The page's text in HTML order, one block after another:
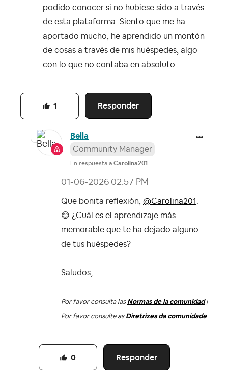
podido conocer si no hubiese sido a través
de esta plataforma. Siento que me ha
aportado mucho, he aprendido un montón
de cosas a través de mis huéspedes, algo
con lo que no contaba en absoluto
Responder
1
Bella
Community Manager
En respuesta a Carolina201
‎01-06-2026 02:57 PM
Que bonita reflexión, @Carolina201
😊 ¿Cuál es el aprendizaje más
memorable que te ha dejado alguno
de tus huéspedes?
Saludos,
-
Por favor consulta las Normas de la comunidad|
Por favor consulte as Diretrizes da comunidade
Responder
0